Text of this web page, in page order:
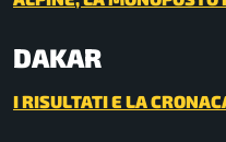
DAKAR
I RISULTATI E LA